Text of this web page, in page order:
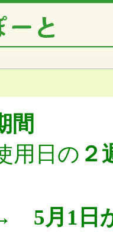
間
用日の ２
月1日か